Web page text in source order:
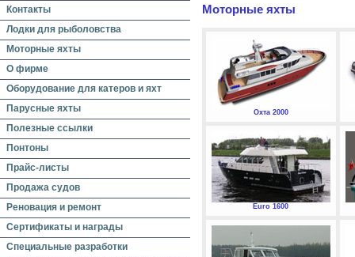
Контакты
Лодки для рыболовства
Моторные яхты
О фирме
Оборудование для катеров и яхт
Парусные яхты
Полезные ссылки
Понтоны
Прайс-листы
Продажа судов
Реновация и ремонт
Сертификаты и награды
Специальные разработки
Моторные яхты
Охта 2000
Euro 1600